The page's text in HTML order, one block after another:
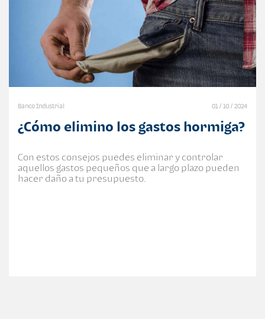
Banco Industrial 01 / 10 / 2024
¿Cómo elimino los gastos hormiga?
Con estos consejos puedes eliminar y controlar
aquellos gastos pequeños que a largo plazo pueden
hacer daño a tu presupuesto.